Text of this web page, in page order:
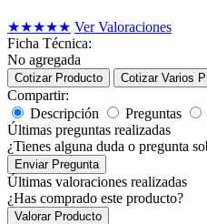
★★★★★ Ver Valoraciones
Ficha Técnica:
No agregada
Cotizar Producto Cotizar Varios
Compartir:
Descripción
Preguntas
Últimas preguntas realizadas
¿Tienes alguna duda o pregunta
Enviar Pregunta
Últimas valoraciones realizadas
¿Has comprado este producto?
Valorar Producto